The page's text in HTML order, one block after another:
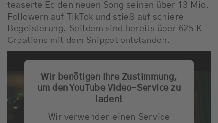
teaserte Ed den neuen Song seinen über 13 Mio.
Followern auf TikTok und stieß auf schiere
Begeisterung. Seitdem sind bereits über 625 K
Creations mit dem Snippet entstanden.
Wir benötigen Ihre Zustimmung,
um den YouTube Video-Service zu
laden!
Wir verwenden einen Service